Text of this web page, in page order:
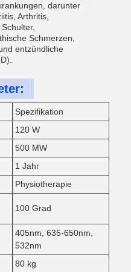
darunter
Arthritis,
Schmerzen,
entzündliche
Spezifikation
120 W
500 MW
1 Jahr
Physiotherapie
100 Grad
405nm, 635-650nm,
532nm
80 kg